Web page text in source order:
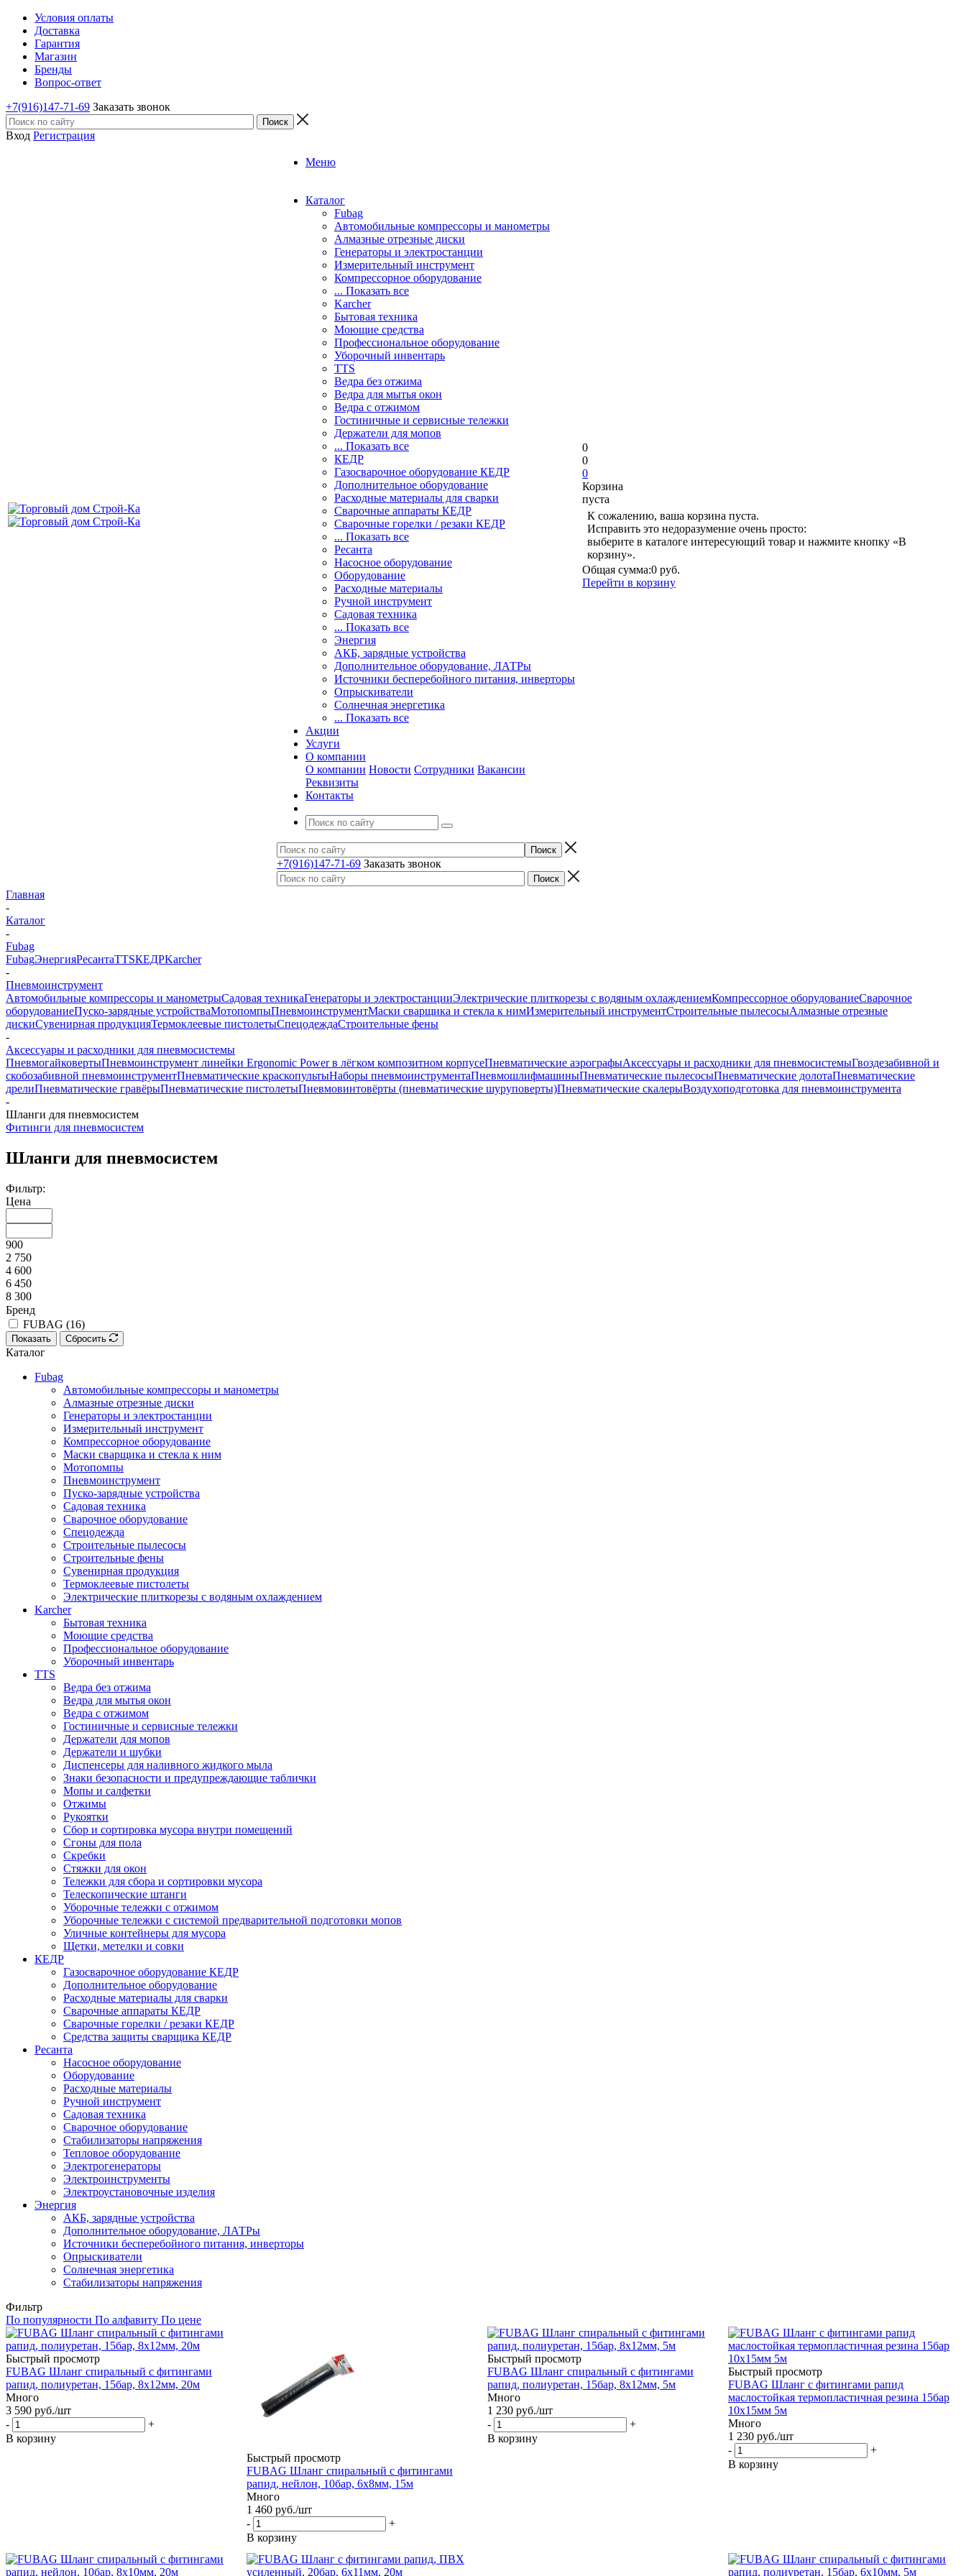
Условия оплаты
Доставка
Гарантия
Магазин
Бренды
Вопрос-ответ
+7(916)147-71-69 Заказать звонок
Вход Регистрация
Меню
Каталог
Fubag
Автомобильные компрессоры и манометры
Алмазные отрезные диски
Генераторы и электростанции
Измерительный инструмент
Компрессорное оборудование
... Показать все
Karcher
Бытовая техника
Моющие средства
Профессиональное оборудование
Уборочный инвентарь
TTS
Ведра без отжима
Ведра для мытья окон
Ведра с отжимом
Гостиничные и сервисные тележки
Держатели для мопов
... Показать все
КЕДР
Газосварочное оборудование КЕДР
Дополнительное оборудование
Расходные материалы для сварки
Сварочные аппараты КЕДР
Сварочные горелки / резаки КЕДР
... Показать все
Ресанта
Насосное оборудование
Оборудование
Расходные материалы
Ручной инструмент
Садовая техника
... Показать все
Энергия
АКБ, зарядные устройства
Дополнительное оборудование, ЛАТРы
Источники бесперебойного питания, инверторы
Опрыскиватели
Солнечная энергетика
... Показать все
Акции
Услуги
О компании
О компании Новости Сотрудники Вакансии
Реквизиты
Контакты
+7(916)147-71-69 Заказать звонок
0
0
0
Корзина
пуста
К сожалению, ваша корзина пуста.
Исправить это недоразумение очень просто:
выберите в каталоге интересующий товар и нажмите кнопку «В
корзину».
Общая сумма:0 руб.
Перейти в корзину
Главная
-
Каталог
-
Fubag
FubagЭнергияРесантаTTSКЕДРKarcher
-
Пневмоинструмент
Автомобильные компрессоры и манометрыСадовая техникаГенераторы и электростанцииЭлектрические плиткорезы с водяным охлаждениемКомпрессорное оборудованиеСварочное
оборудованиеПуско-зарядные устройстваМотопомпыПневмоинструментМаски сварщика и стекла к нимИзмерительный инструментСтроительные пылесосыАлмазные отрезные
дискиСувенирная продукцияТермоклеевые пистолетыСпецодеждаСтроительные фены
-
Аксессуары и расходники для пневмосистемы
ПневмогайковертыПневмоинструмент линейки Ergonomic Power в лёгком композитном корпусеПневматические аэрографыАксессуары и расходники для пневмосистемыГвоздезабивной и
скобозабивной пневмоинструментПневматические краскопультыНаборы пневмоинструментаПневмошлифмашиныПневматические пылесосыПневматические долотаПневматические
дрелиПневматические гравёрыПневматические пистолетыПневмовинтовёрты (пневматические шуруповерты)Пневматические скалерыВоздухоподготовка для пневмоинструмента
-
Шланги для пневмосистем
Фитинги для пневмосистем
Шланги для пневмосистем
Фильтр:
Цена
900
2 750
4 600
6 450
8 300
Бренд
FUBAG (16)
Показать Сбросить
Каталог
Fubag
Автомобильные компрессоры и манометры
Алмазные отрезные диски
Генераторы и электростанции
Измерительный инструмент
Компрессорное оборудование
Маски сварщика и стекла к ним
Мотопомпы
Пневмоинструмент
Пуско-зарядные устройства
Садовая техника
Сварочное оборудование
Спецодежда
Строительные пылесосы
Строительные фены
Сувенирная продукция
Термоклеевые пистолеты
Электрические плиткорезы с водяным охлаждением
Karcher
Бытовая техника
Моющие средства
Профессиональное оборудование
Уборочный инвентарь
TTS
Ведра без отжима
Ведра для мытья окон
Ведра с отжимом
Гостиничные и сервисные тележки
Держатели для мопов
Держатели и шубки
Диспенсеры для наливного жидкого мыла
Знаки безопасности и предупреждающие таблички
Мопы и салфетки
Отжимы
Рукоятки
Сбор и сортировка мусора внутри помещений
Сгоны для пола
Скребки
Стяжки для окон
Тележки для сбора и сортировки мусора
Телескопические штанги
Уборочные тележки с отжимом
Уборочные тележки с системой предварительной подготовки мопов
Уличные контейнеры для мусора
Щетки, метелки и совки
КЕДР
Газосварочное оборудование КЕДР
Дополнительное оборудование
Расходные материалы для сварки
Сварочные аппараты КЕДР
Сварочные горелки / резаки КЕДР
Средства защиты сварщика КЕДР
Ресанта
Насосное оборудование
Оборудование
Расходные материалы
Ручной инструмент
Садовая техника
Сварочное оборудование
Стабилизаторы напряжения
Тепловое оборудование
Электрогенераторы
Электроинструменты
Электроустановочные изделия
Энергия
АКБ, зарядные устройства
Дополнительное оборудование, ЛАТРы
Источники бесперебойного питания, инверторы
Опрыскиватели
Солнечная энергетика
Стабилизаторы напряжения
Фильтр
По популярности По алфавиту По цене
Быстрый просмотр
FUBAG Шланг спиральный с фитингами
рапид, полиуретан, 15бар, 8x12мм, 20м
Много
3 590 руб./шт
-
+
В корзину
Быстрый просмотр
FUBAG Шланг спиральный с фитингами
рапид, нейлон, 10бар, 6x8мм, 15м
Много
1 460 руб./шт
-
+
В корзину
Быстрый просмотр
FUBAG Шланг спиральный с фитингами
рапид, полиуретан, 15бар, 8x12мм, 5м
Много
1 230 руб./шт
-
+
В корзину
Быстрый просмотр
FUBAG Шланг с фитингами рапид
маслостойкая термопластичная резина 15бар
10x15мм 5м
Много
1 230 руб./шт
-
+
В корзину